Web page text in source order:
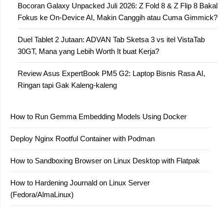
Bocoran Galaxy Unpacked Juli 2026: Z Fold 8 & Z Flip 8 Bakal
Fokus ke On-Device AI, Makin Canggih atau Cuma Gimmick?
Duel Tablet 2 Jutaan: ADVAN Tab Sketsa 3 vs itel VistaTab
30GT, Mana yang Lebih Worth It buat Kerja?
Review Asus ExpertBook PM5 G2: Laptop Bisnis Rasa AI,
Ringan tapi Gak Kaleng-kaleng
How to Run Gemma Embedding Models Using Docker
Deploy Nginx Rootful Container with Podman
How to Sandboxing Browser on Linux Desktop with Flatpak
How to Hardening Journald on Linux Server
(Fedora/AlmaLinux)